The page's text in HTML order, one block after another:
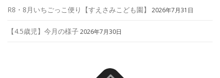
R8・8月いちごっこ便り【すえさみこども園】 2026年7月31日
【4.5歳児】今月の様子 2026年7月30日